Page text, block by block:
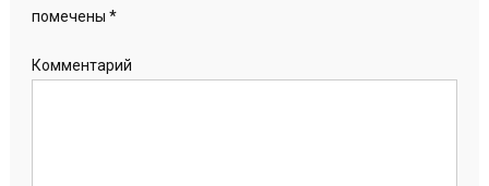
помечены *
Комментарий